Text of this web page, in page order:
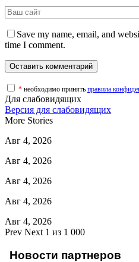
Save my name, email, and
time I comment.
* необходимо принять правила
Для слабовидящих
Версия для слабовидящих
More Stories
Авг 4, 2026
Авг 4, 2026
Авг 4, 2026
Авг 4, 2026
Авг 4, 2026
Prev Next 1 из 1 000
Новости партнеров